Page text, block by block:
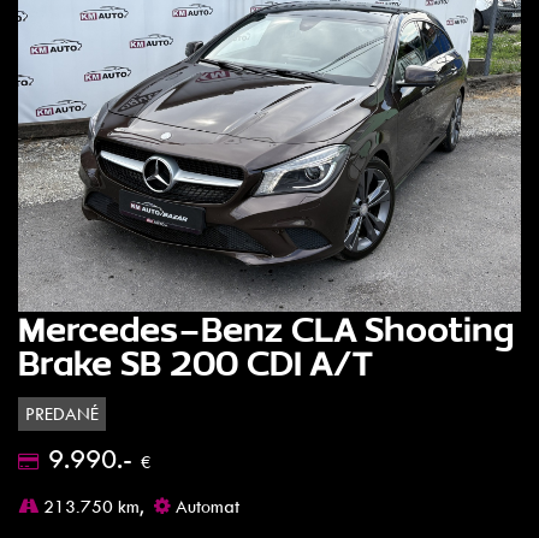
Mercedes-Benz CLA Shooting
Brake SB 200 CDI A/T
PREDANÉ
9.990.- €
213.750 km,
Automat